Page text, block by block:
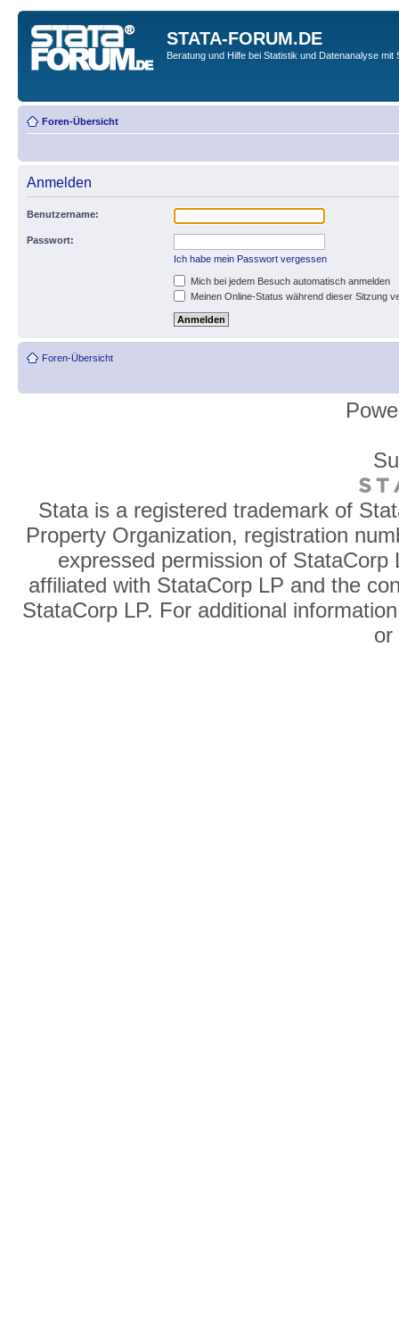
STATA-FORUM.DE
Beratung und Hilfe bei Statistik und Datenanalyse mit
Foren-Übersicht
Anmelden
Benutzername:
Passwort:
Ich habe mein Passwort vergessen
Mich bei jedem Besuch automatisch anmelden
Meinen Online-Status während dieser Sitzung
Foren-Übersicht
Stata is a registered trademark of
Property Organization, registration
expressed permission of
affiliated with StataCorp LP and the
StataCorp LP. For additional
or